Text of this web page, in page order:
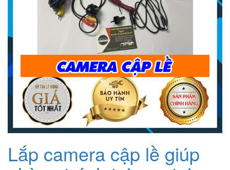
Lắp camera cập lề giúp